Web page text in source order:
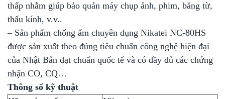
thấp nhằm giúp bảo quản máy chụp ảnh, phim, băng từ,
thấu kính, v.v..
– Sản phẩm chống ẩm chuyên dụng Nikatei NC-80HS
được sản xuất theo đúng tiêu chuẩn công nghệ hiện đại
của Nhật Bản đạt chuẩn quốc tế và có đầy đủ các chứng
nhận CO, CQ…
Thông số kỹ thuật